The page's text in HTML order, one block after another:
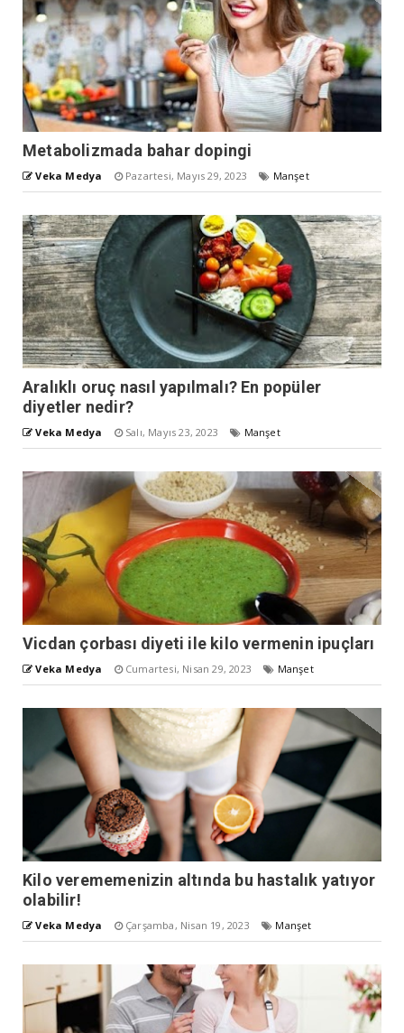
Metabolizmada bahar dopingi
Veka Medya Pazartesi, Mayıs 29, 2023 Manşet
Aralıklı oruç nasıl yapılmalı? En popüler
diyetler nedir?
Veka Medya Salı, Mayıs 23, 2023 Manşet
Vicdan çorbası diyeti ile kilo vermenin ipuçları
Veka Medya Cumartesi, Nisan 29, 2023 Manşet
Kilo verememenizin altında bu hastalık yatıyor
olabilir!
Veka Medya Çarşamba, Nisan 19, 2023 Manşet